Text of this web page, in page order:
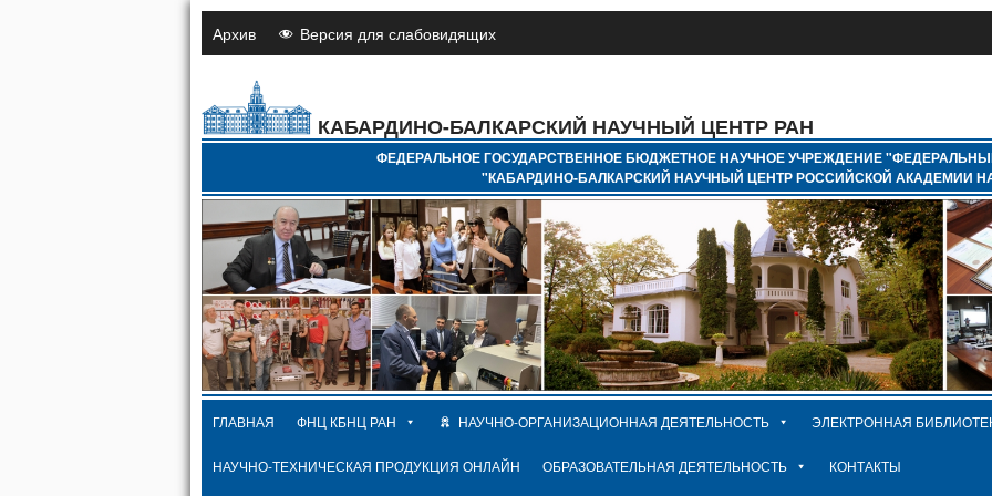
Архив Версия для слабовидящих
КАБАРДИНО-БАЛКАРСКИЙ НАУЧНЫЙ ЦЕНТР РАН
ФЕДЕРАЛЬНОЕ ГОСУДАРСТВЕННОЕ БЮДЖЕТНОЕ НАУЧНОЕ УЧРЕЖДЕНИЕ
"КАБАРДИНО-БАЛКАРСКИЙ НАУЧНЫЙ ЦЕНТР РОССИЙСКОЙ АКАДЕМИИ
ГЛАВНАЯ ФНЦ КБНЦ РАН НАУЧНО-ОРГАНИЗАЦИОННАЯ ДЕЯТЕЛЬНОСТЬ ЭЛЕКТРОННАЯ
НАУЧНО-ТЕХНИЧЕСКАЯ ПРОДУКЦИЯ ОНЛАЙН ОБРАЗОВАТЕЛЬНАЯ ДЕЯТЕЛЬНОСТЬ КОНТАКТЫ